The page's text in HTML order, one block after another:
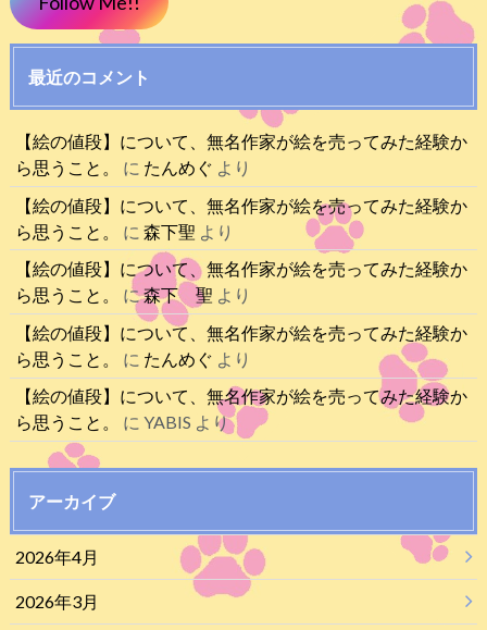
最近のコメント
【絵の値段】について、無名作家が絵を売ってみた経験か
ら思うこと。
に たんめぐ より
【絵の値段】について、無名作家が絵を売ってみた経験か
ら思うこと。
に 森下聖 より
【絵の値段】について、無名作家が絵を売ってみた経験か
ら思うこと。
に森下 聖 より
【絵の値段】について、無名作家が絵を売ってみた経験か
ら思うこと。
に たんめぐ より
【絵の値段】について、無名作家が絵を売ってみた経験か
ら思うこと。
に YABIS より
アーカイブ
2026年4月
2026年3月